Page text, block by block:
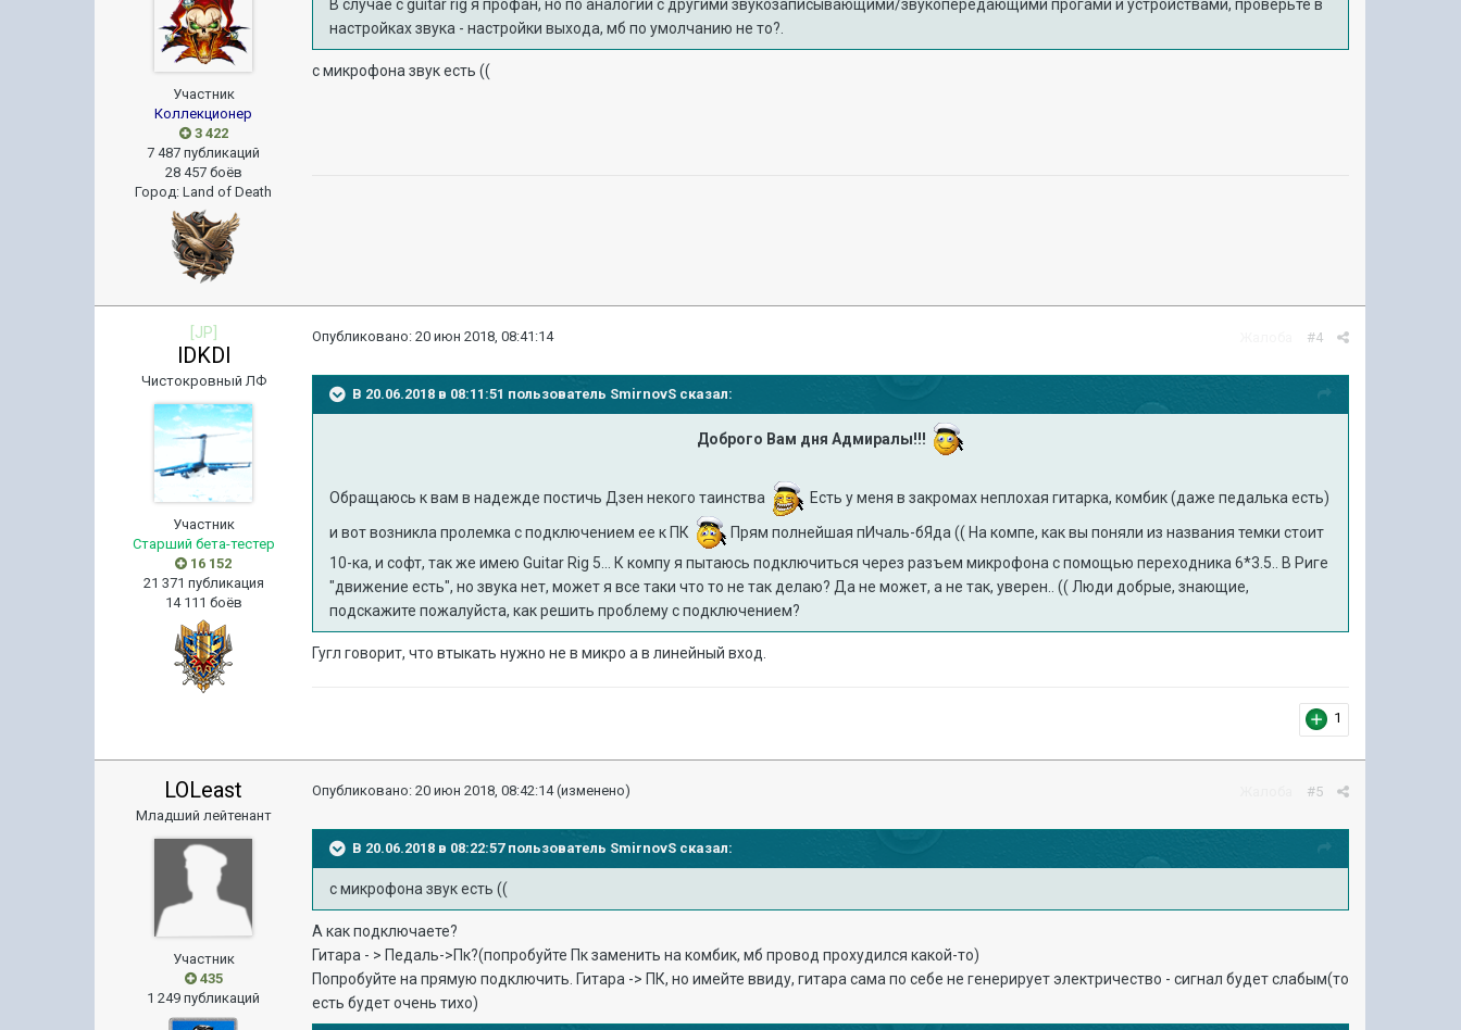
Участник
Коллекционер
3 422
7 487 публикаций
28 457 боёв
Город:Land of Death
В случае с guitar rig я профан, но по аналогии с другими звукозаписывающими/звукопередающими прогами и устройствами, проверьте в
настройках звука - настройки выхода, мб по умолчанию не то?.
с микрофона звук есть ((
[JP]
lDKDl
Чистокровный ЛФ
Участник
Старший бета-тестер
16 152
21 371 публикация
14 111 боёв
#4
Опубликовано:20 июн 2018, 08:41:14
В 20.06.2018 в 08:11:51 пользователь SmirnovS сказал:
Доброго Вам дня Адмиралы!!!
Обращаюсь к вам в надежде постичь Дзен некого таинства
Есть у меня в закромах неплохая гитарка, комбик (даже педалька есть)
и вот возникла пролемка с подключением ее к ПК
Прям полнейшая пИчаль-бЯда (( На компе, как вы поняли из названия темки стоит
10-ка, и софт, так же имею Guitar Rig 5... К компу я пытаюсь подключиться через разъем микрофона с помощью переходника 6*3.5.. В Риге
"движение есть", но звука нет, может я все таки что то не так делаю? Да не может, а не так, уверен.. (( Люди добрые, знающие,
подскажите пожалуйста, как решить проблему с подключением?
Гугл говорит, что втыкать нужно не в микро а в линейный вход.
1
LOLeast
Младший лейтенант
Участник
435
1 249 публикаций
#5
Опубликовано:20 июн 2018, 08:42:14 (изменено)
В 20.06.2018 в 08:22:57 пользователь SmirnovS сказал:
с микрофона звук есть ((
А как подключаете?
Гитара - > Педаль->Пк?(попробуйте Пк заменить на комбик, мб провод прохудился какой-то)
Попробуйте на прямую подключить. Гитара -> ПК, но имейте ввиду, гитара сама по себе не генерирует электричество - сигнал будет слабым(то
есть будет очень тихо)